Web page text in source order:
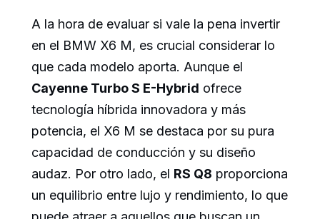
A la hora de evaluar si vale la pena invertir
en el BMW X6 M, es crucial considerar lo
que cada modelo aporta. Aunque el
Cayenne Turbo S E-Hybrid ofrece
tecnología híbrida innovadora y más
potencia, el X6 M se destaca por su pura
capacidad de conducción y su diseño
audaz. Por otro lado, el RS Q8 proporciona
un equilibrio entre lujo y rendimiento, lo que